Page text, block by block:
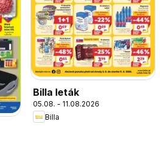
Billa leták
05.08. - 11.08.2026
Billa